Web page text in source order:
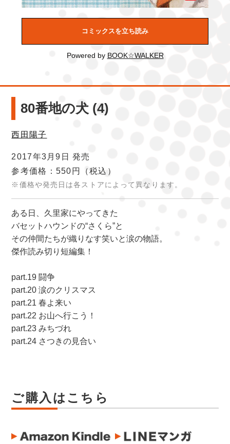
コミックスを立ち読み
Powered by BOOK☆WALKER
80番地の犬 (4)
西田陽子
2017年3月9日 発売
参考価格：550円
（税込）
※価格や発売日は各ストアによって異なります。
ある日、久里家にやってきた
バセットハウンドの“さくら”と
その仲間たちが織りなす笑いと涙の物語。
傑作読み切り短編集！
part.19 闘争
part.20 涙のクリスマス
part.21 春よ来い
part.22 お山へ行こう！
part.23 みちづれ
part.24 さつきの見合い
ご購入はこちら